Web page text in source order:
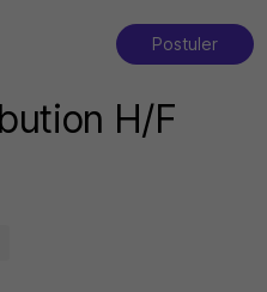
Postuler
H/F